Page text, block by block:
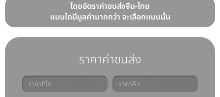
โดยอัตราค่าขนส่งจีน-ไทย
แบบใดมีมูลค่ามากกว่า จะเลือกแบบนั้น
ราคาค่าขนส่ง